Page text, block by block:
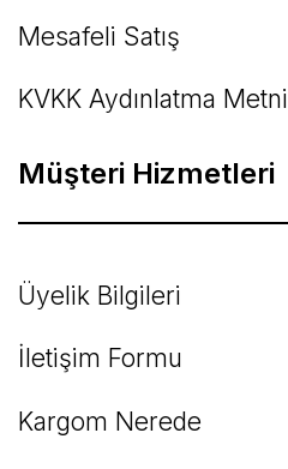
Mesafeli Satış
KVKK Aydınlatma Metni
Müşteri Hizmetleri
Üyelik Bilgileri
İletişim Formu
Kargom Nerede